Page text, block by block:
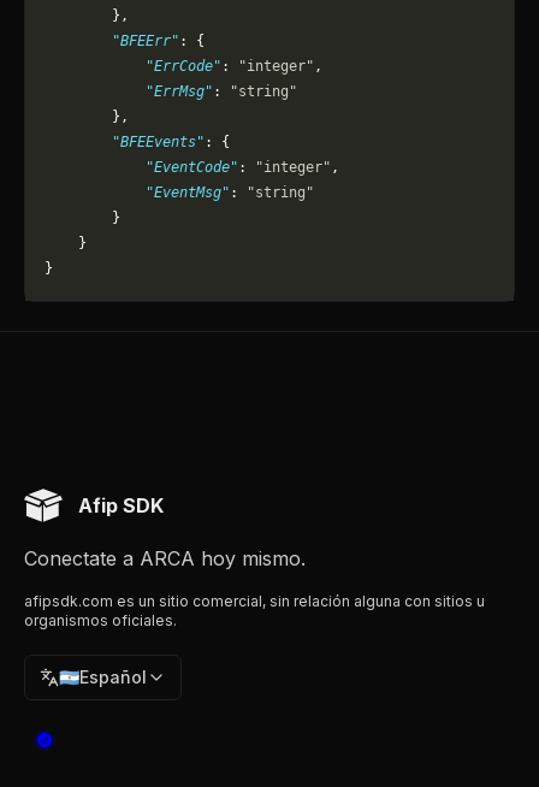
        },
        "BFEErr"
: {
            "ErrCode"
: "integer" ,
            "ErrMsg"
:
"string"
        },
        "BFEEvents"
: {
            "EventCode"
: "integer" ,
            "EventMsg"
:
"string"
        }
    }
}
Afip SDK
Conectate a ARCA hoy mismo.
afipsdk.com es un sitio comercial, sin relación alguna con sitios u
organismos oficiales.
🇦🇷Español